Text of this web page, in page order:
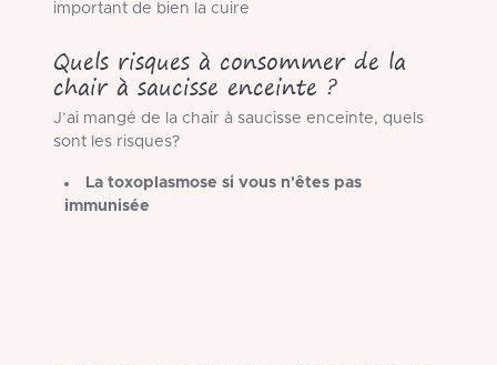
important de bien la cuire
Quels risques à consommer de la
chair à saucisse enceinte ?
J’ai mangé de la chair à saucisse enceinte, quels
sont les risques?
La toxoplasmose si vous n'êtes pas
immunisée